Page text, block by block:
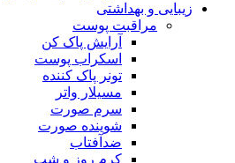
زیبایی و بهداشتی
مراقبت پوست
آرایش پاک کن
اسکراب پوست
تونر پاک کننده
مسیلار واتر
سرم صورت
شوینده صورت
ضدآفتاب
کرم روز و شب